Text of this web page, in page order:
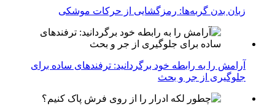
زبان بدن گربه‌ها: رمزگشایی از حرکات موشکی
آرامش را به رابطه خود برگردانید: ترفندهای ساده برای
جلوگیری از جر و بحث